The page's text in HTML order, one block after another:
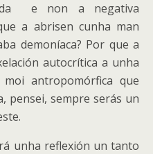
e non a negativa
a abrisen cunha man
demoníaca? Por que a
autocrítica a unha
antropomórfica que
pensei, sempre serás un
unha reflexión un tanto